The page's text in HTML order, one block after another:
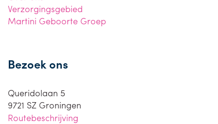
Verzorgingsgebied
Martini Geboorte Groep
Bezoek ons
Queridolaan 5
9721 SZ Groningen
Routebeschrijving